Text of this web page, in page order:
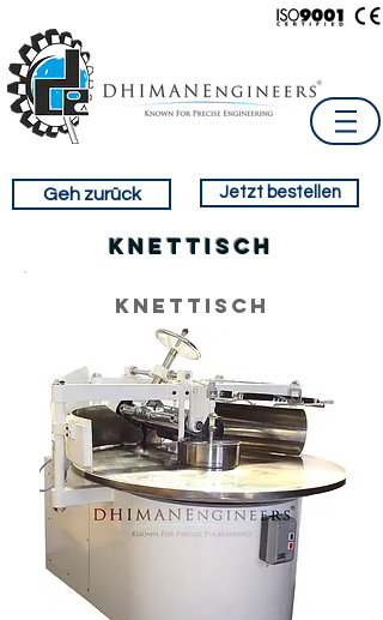
Geh zurück Jetzt bestellen
Knettisch
Knettisch